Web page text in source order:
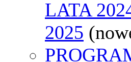
LATA
2025